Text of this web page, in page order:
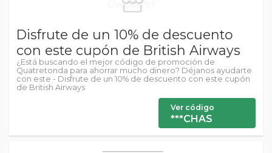
Disfrute de un 10% de descuento
con este cupón de British Airways
¿Está buscando el mejor código de promoción de
Quatretonda para ahorrar mucho dinero? Déjanos ayudarte
con este - Disfrute de un 10% de descuento con este cupón
de British Airways
Ver código
***CHAS